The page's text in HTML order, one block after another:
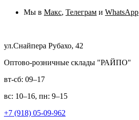
Мы в Макс, Телеграм и WhatsApp
ул.Снайпера Рубахо, 42
Оптово-розничные склады "РАЙПО"
вт-сб: 09–17
вс: 10–16, пн: 9–15
+7 (918) 05-09-962